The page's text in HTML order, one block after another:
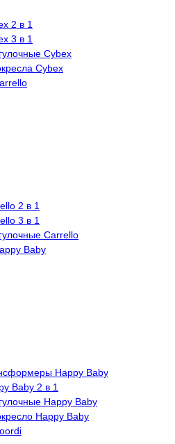
2 в 1
3 в 1
Cybex
Cybex
2 в 1
3 в 1
Carrello
Baby
Happy Baby
Baby 2 в 1
Happy Baby
Happy Baby